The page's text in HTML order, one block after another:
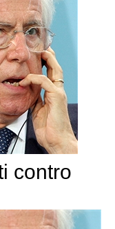
contro